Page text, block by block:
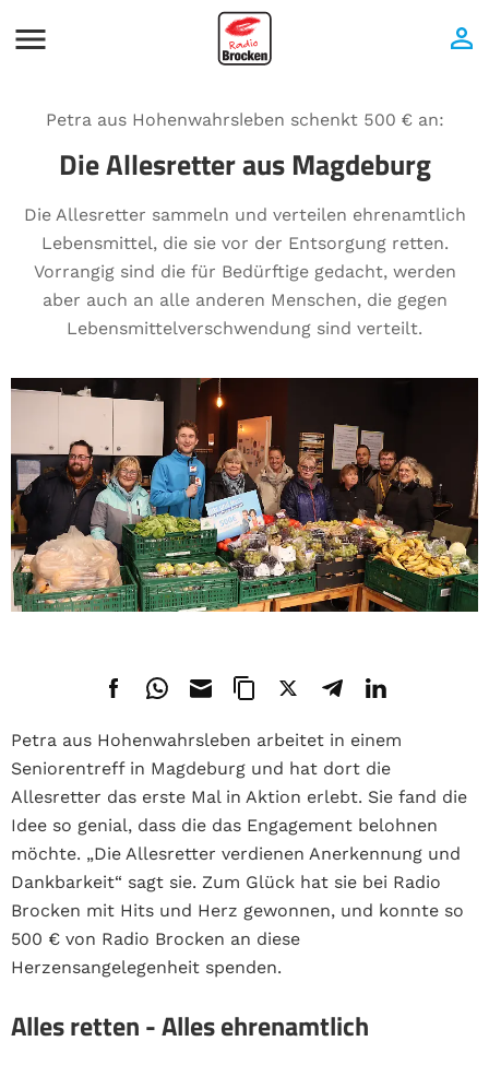
Petra aus Hohenwahrsleben schenkt 500 € an:
Die Allesretter aus Magdeburg
Die Allesretter sammeln und verteilen ehrenamtlich
Lebensmittel, die sie vor der Entsorgung retten.
Vorrangig sind die für Bedürftige gedacht, werden
aber auch an alle anderen Menschen, die gegen
Lebensmittelverschwendung sind verteilt.
Petra aus Hohenwahrsleben arbeitet in einem
Seniorentreff in Magdeburg und hat dort die
Allesretter das erste Mal in Aktion erlebt. Sie fand die
Idee so genial, dass die das Engagement belohnen
möchte. „Die Allesretter verdienen Anerkennung und
Dankbarkeit“ sagt sie. Zum Glück hat sie bei Radio
Brocken mit Hits und Herz gewonnen, und konnte so
500 € von Radio Brocken an diese
Herzensangelegenheit spenden.
Alles retten - Alles ehrenamtlich